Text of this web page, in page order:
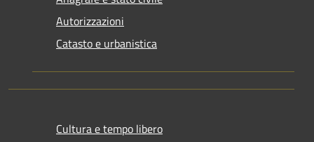
Autorizzazioni
Catasto e urbanistica
Cultura e tempo libero